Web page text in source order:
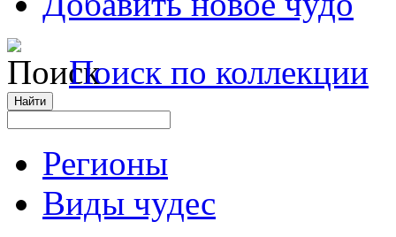
Поиск по коллекции
Регионы
Виды чудес